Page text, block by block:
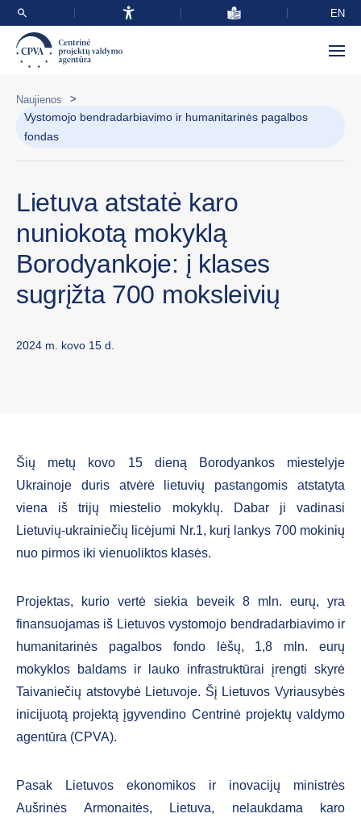
EN
Naujienos >
Vystomojo bendradarbiavimo ir humanitarinės pagalbos
fondas
Lietuva atstatė karo
nuniokotą mokyklą
Borodyankoje: į klases
sugrįžta 700 moksleivių
2024 m. kovo 15 d.
Šių metų kovo 15 dieną Borodyankos miestelyje
Ukrainoje duris atvėrė lietuvių pastangomis atstatyta
viena iš trijų miestelio mokyklų. Dabar ji vadinasi
Lietuvių-ukrainiečių licėjumi Nr.1, kurį lankys 700 mokinių
nuo pirmos iki vienuoliktos klasės.
Projektas, kurio vertė siekia beveik 8 mln. eurų, yra
finansuojamas iš Lietuvos vystomojo bendradarbiavimo ir
humanitarinės pagalbos fondo lėšų, 1,8 mln. eurų
mokyklos baldams ir lauko infrastruktūrai įrengti skyrė
Taivaniečių atstovybė Lietuvoje. Šį Lietuvos Vyriausybės
inicijuotą projektą įgyvendino Centrinė projektų valdymo
agentūra (CPVA).
Pasak Lietuvos ekonomikos ir inovacijų ministrės
Aušrinės Armonaitės, Lietuva, nelaukdama karo